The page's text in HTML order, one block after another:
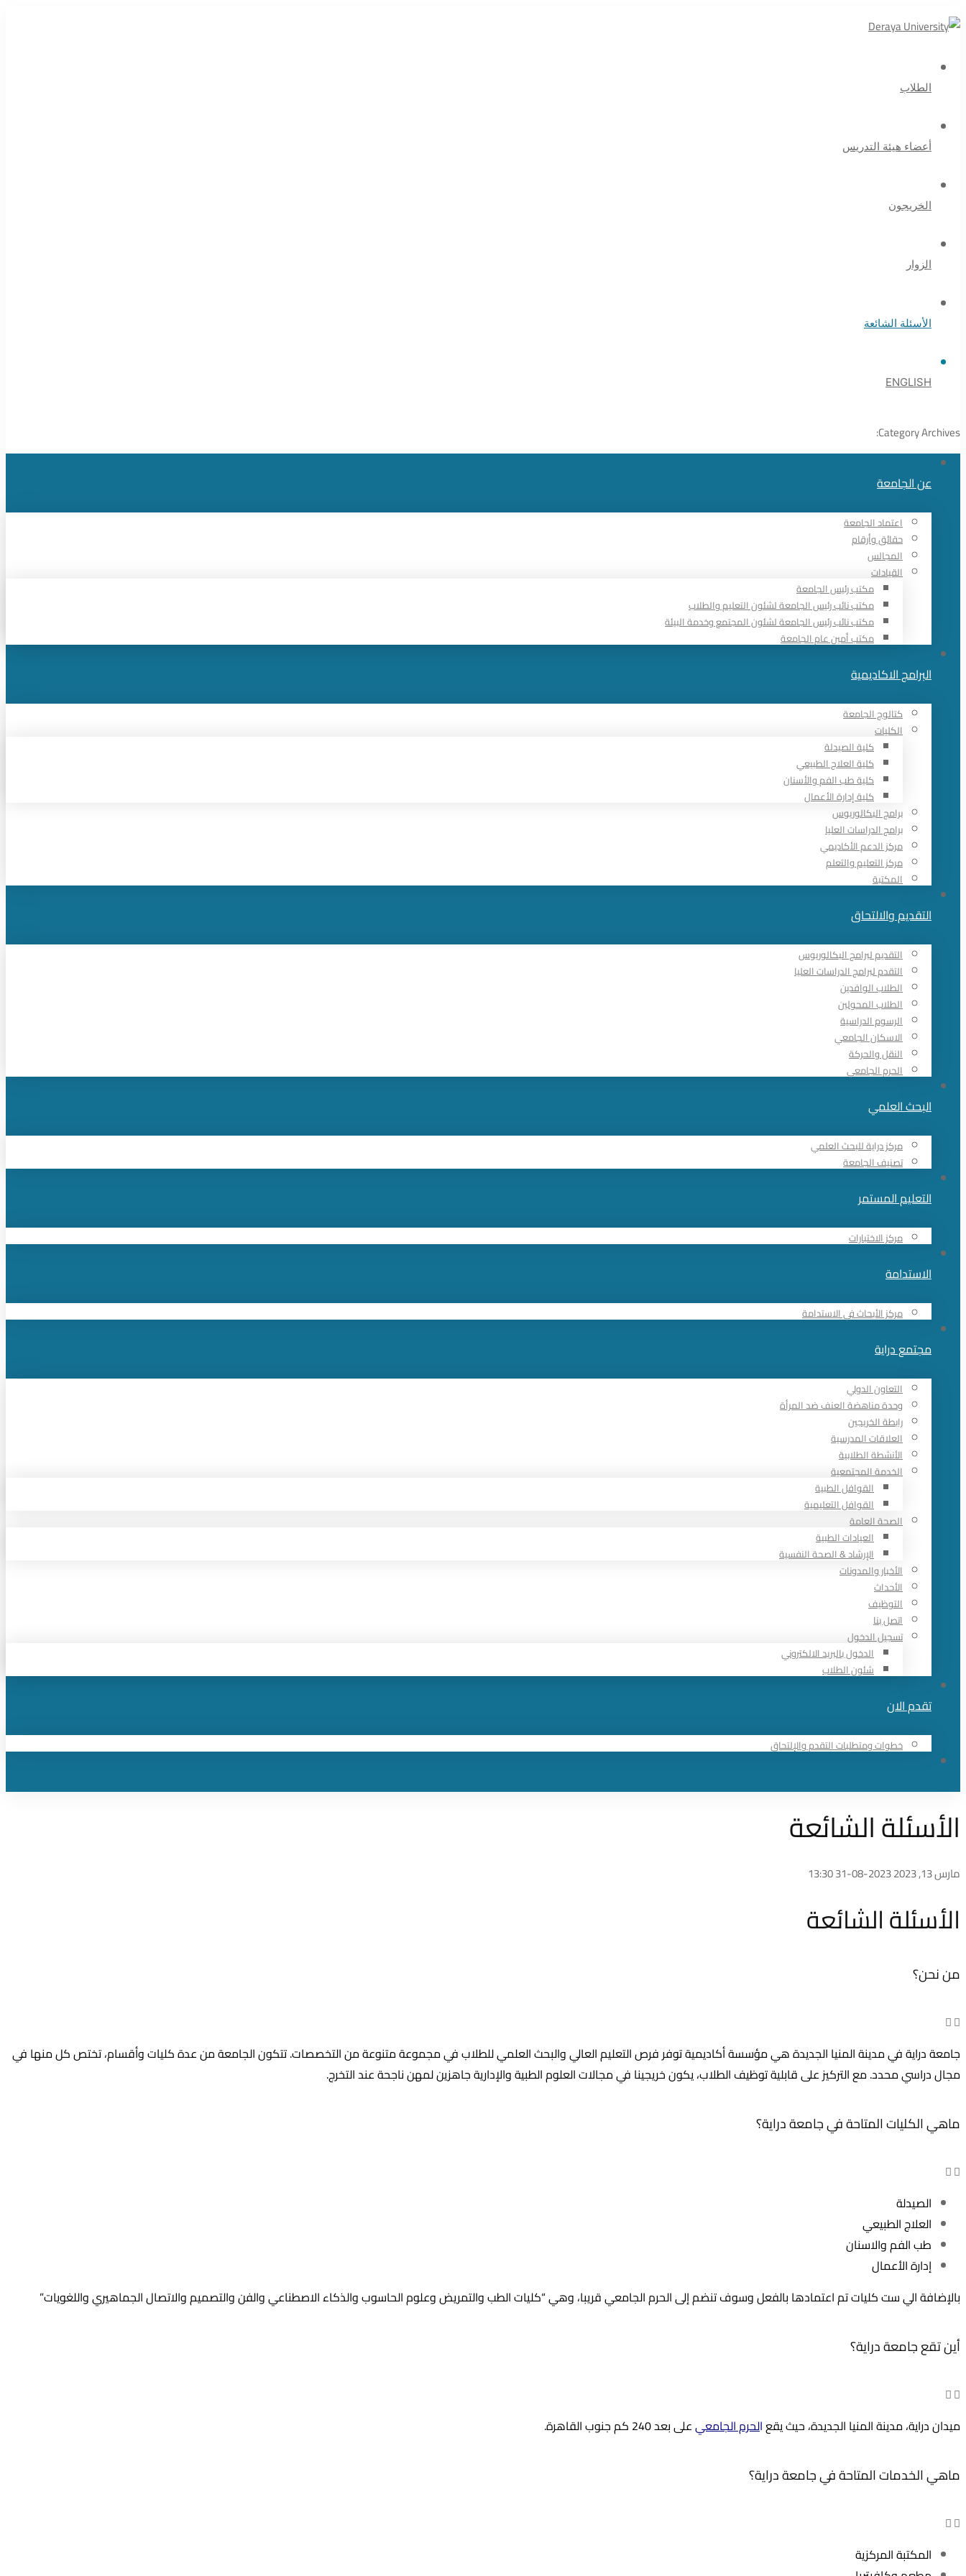
الطلاب
أعضاء هيئة التدريس
الخريجون
الزوار
الأسئلة الشائعة
ENGLISH
Category Archives:
عن الجامعة
اعتماد الجامعة
حقائق وأرقام
المجالس
القيادات
مكتب رئيس الجامعة
مكتب نائب رئيس الجامعة لشئون التعليم والطلاب
مكتب نائب رئيس الجامعة لشئون المجتمع وخدمة البيئة
مكتب أمين عام الجامعة
البرامج الاكاديمية
كتالوج الجامعة
الكليات
كلية الصيدلة
كلية العلاج الطبيعي
كلية طب الفم والأسنان
كلية إدارة الأعمال
برامج البكالوريوس
برامج الدراسات العليا
مركز الدعم الأكاديمي
مركز التعليم والتعلم
المكتبة
التقديم والالتحاق
التقديم لبرامج البكالوريوس
التقدم لبرامج الدراسات العليا
الطلاب الوافدين
الطلاب المحولين
الرسوم الدراسية
الاسكان الجامعي
النقل والحركة
الحرم الجامعي
البحث العلمي
مركز دراية للبحث العلمي
تصنيف الجامعة
التعليم المستمر
مركز الاختبارات
الاستدامة
مركز الأبحاث في الاستدامة
مجتمع دراية
التعاون الدولي
وحدة مناهضة العنف ضد المرأة
رابطة الخريجين
العلاقات المدرسية
الأنشطة الطلابية
الخدمة المجتمعية
القوافل الطبية
القوافل التعليمية
الصحة العامة
العيادات الطبية
الإرشاد & الصحة النفسية
الأخبار والمدونات
الأحداث
التوظيف
اتصل بنا
تسجيل الدخول
الدخول بالبريد الالكتروني
شئون الطلاب
تقدم الان
خطوات ومتطلبات التقدم والإلتحاق
الأسئلة الشائعة
مارس 13, 2023 2023-08-31 13:30
الأسئلة
الأسئلة الشائعة
من نحن؟
جامعة دراية في مدينة المنيا الجديدة هي مؤسسة أكاديمية توفر فرص التعليم العالي والبحث العلمي للطلاب في مجموعة متنوعة من التخصصات. تتكون الجامعة من عدة كليات وأقسام، تختص كل منها في
مجال دراسي محدد. مع التركيز على قابلية توظيف الطلاب، يكون خريجينا في مجالات العلوم الطبية والإدارية جاهزين لمهن ناجحة عند التخرج.
ماهي الكليات المتاحة في جامعة دراية؟
الصيدلة
العلاج الطبيعي
طب الفم والاسنان
إدارة الأعمال
بالإضافة الي ست كليات تم اعتمادها بالفعل وسوف تنضم إلى الحرم الجامعي قريبا، وهي “كليات الطب والتمريض وعلوم الحاسوب والذكاء الاصطناعي والفن والتصميم والاتصال الجماهيري واللغويات”
أين تقع جامعة دراية؟
ميدان دراية، مدينة المنيا الجديدة، حيث يقعالحرم الجامعيعلى بعد 240 كم جنوب القاهرة.
ماهي الخدمات المتاحة في جامعة دراية؟
المكتبة المركزية